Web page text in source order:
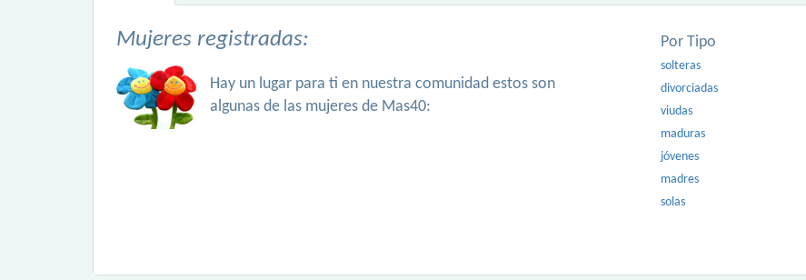
Mujeres registradas:
Hay un lugar para ti en nuestra comunidad estos son
algunas de las mujeres de Mas40:
Por Tipo
solteras
divorciadas
viudas
maduras
jóvenes
madres
solas